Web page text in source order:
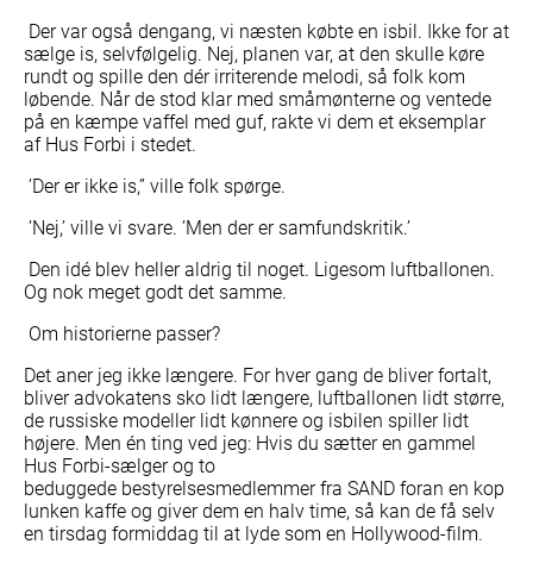
Der var også dengang, vi næsten købte en isbil. Ikke for at
sælge is, selvfølgelig. Nej, planen var, at den skulle køre
rundt og spille den dér irriterende melodi, så folk kom
løbende. Når de stod klar med småmønterne og ventede
på en kæmpe vaffel med guf, rakte vi dem et eksemplar
af Hus Forbi i stedet.
’Der er ikke is,” ville folk spørge.
’Nej,’ ville vi svare. ’Men der er samfundskritik.’
Den idé blev heller aldrig til noget. Ligesom luftballonen.
Og nok meget godt det samme.
Om historierne passer?
Det aner jeg ikke længere. For hver gang de bliver fortalt,
bliver advokatens sko lidt længere, luftballonen lidt større,
de russiske modeller lidt kønnere og isbilen spiller lidt
højere. Men én ting ved jeg: Hvis du sætter en gammel
Hus Forbi-sælger og to
beduggede bestyrelsesmedlemmer fra SAND foran en kop
lunken kaffe og giver dem en halv time, så kan de få selv
en tirsdag formiddag til at lyde som en Hollywood-film.